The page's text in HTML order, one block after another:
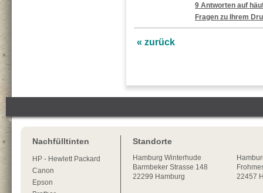
9 Antworten auf
Fragen zu Ihrem
« zurück
Nachfülltinten
HP - Hewlett Packard
Canon
Epson
Standorte
Hamburg Winterhude
Barmbeker Strasse 148
22299 Hamburg
22457